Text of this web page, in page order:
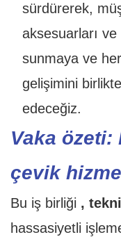
sürdürerek,
aksesuarları
sunmaya ve
gelişimini
edeceğiz.
Vaka özeti:
çevik
Bu iş birliği ,
hassasiyetli